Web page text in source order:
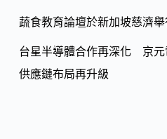
蔬食教育論壇於新加坡慈濟
台星半導體合作再深化 京
供應鏈布局再升級